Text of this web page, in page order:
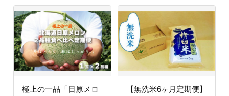
極上の一品「日原メロ
【無洗米6ヶ月定期便】